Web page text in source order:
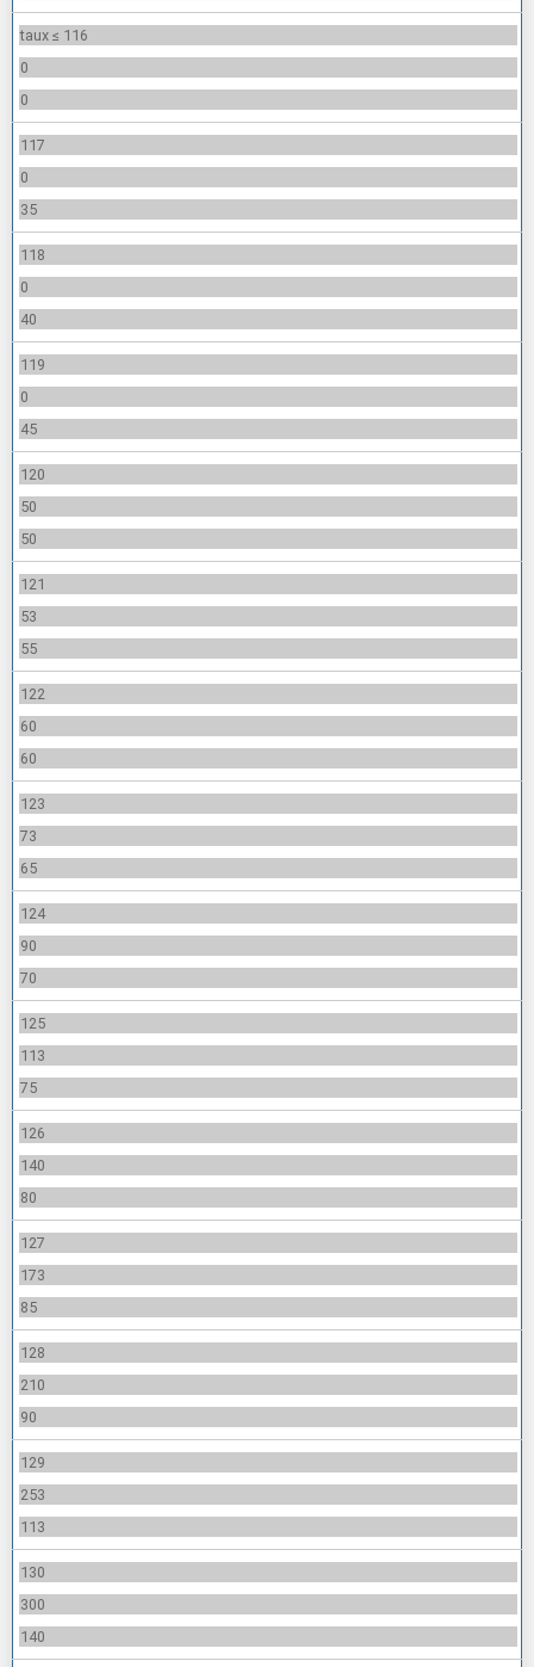
taux ≤ 116
0
0
117
0
35
118
0
40
119
0
45
120
50
50
121
53
55
122
60
60
123
73
65
124
90
70
125
113
75
126
140
80
127
173
85
128
210
90
129
253
113
130
300
140